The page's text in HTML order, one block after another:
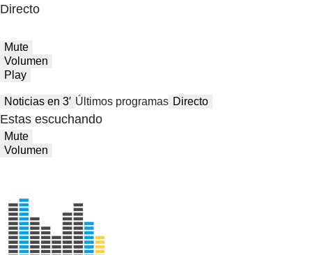
Directo
Mute
Volumen
Play
Noticias en 3′ Últimos programas Directo
Estas escuchando
Mute
Volumen